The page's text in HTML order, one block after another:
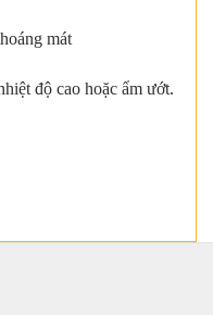
mát
độ cao hoặc ẩm ướt.